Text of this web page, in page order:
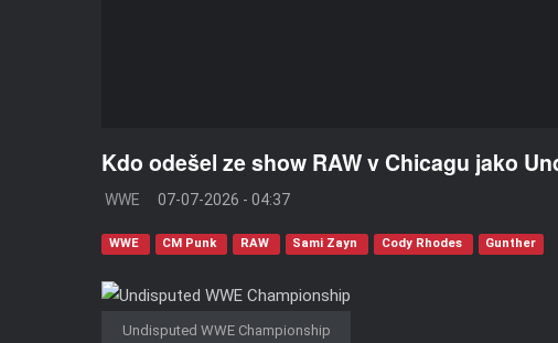
Kdo odešel ze show RAW v Chicagu jako
WWE 07-07-2026 - 04:37
WWE CM Punk RAW Sami Zayn Cody Rhodes Gunther
Undisputed WWE Championship